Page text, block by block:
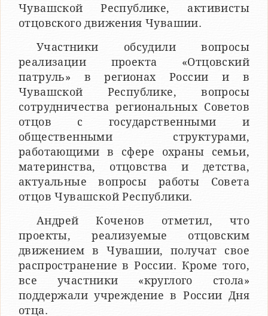
Чувашской Республике, активисты
отцовского движения Чувашии.
Участники обсудили вопросы
реализации проекта «Отцовский
патруль» в регионах России и в
Чувашской Республике, вопросы
сотрудничества региональных Советов
отцов с государственными и
общественными структурами,
работающими в сфере охраны семьи,
материнства, отцовства и детства,
актуальные вопросы работы Совета
отцов Чувашской Республики.
Андрей Коченов отметил, что
проекты, реализуемые отцовским
движением в Чувашии, получат свое
распространение в России. Кроме того,
все участники «круглого стола»
поддержали учреждение в России Дня
отца.